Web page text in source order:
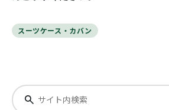
スーツケース・カバン